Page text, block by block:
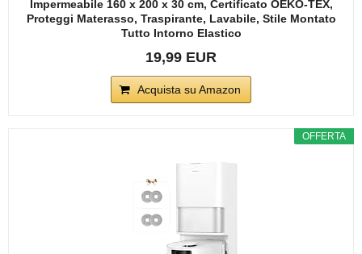
Impermeabile 160 x 200 x 30 cm, Certificato OEKO-TEX,
Proteggi Materasso, Traspirante, Lavabile, Stile Montato
Tutto Intorno Elastico
19,99 EUR
Acquista su Amazon
OFFERTA